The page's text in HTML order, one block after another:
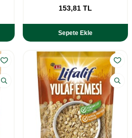
153,81 TL
Sepete Ekle